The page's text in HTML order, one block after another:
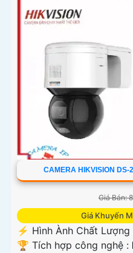
CAMERA HIKVISION DS-
Giá Bán:
Giá Khuyến
️⚡ Hình Ành Chất Lượng
🏆 Tích hợp công nghệ :